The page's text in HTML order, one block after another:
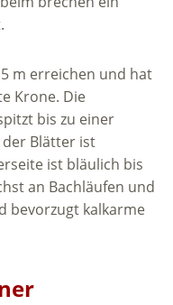
m erreichen und hat
Krone. Die
bis zu einer
der Blätter ist
ist bläulich bis
an Bachläufen und
bevorzugt kalkarme